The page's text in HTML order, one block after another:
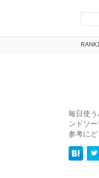
毎日使
ンドソ
参考にど